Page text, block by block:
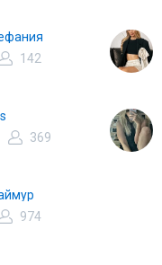
142
369
974